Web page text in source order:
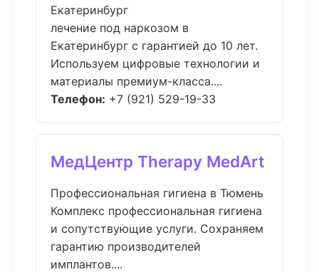
Екатеринбург
лечение под наркозом в
Екатеринбург с гарантией до 10 лет.
Используем цифровые технологии и
материалы премиум-класса....
Телефон: +7 (921) 529-19-33
МедЦентр Therapy MedArt
Профессиональная гигиена в Тюмень
Комплекс профессиональная гигиена
и сопутствующие услуги. Сохраняем
гарантию производителей
имплантов....